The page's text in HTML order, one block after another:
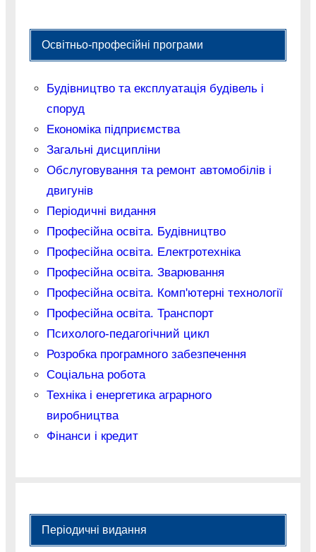
Освітньо-професійні програми
Будівництво та експлуатація будівель і
споруд
Економіка підприємства
Загальні дисципліни
Обслуговування та ремонт автомобілів і
двигунів
Періодичні видання
Професійна освіта. Будівництво
Професійна освіта. Електротехніка
Професійна освіта. Зварювання
Професійна освіта. Комп'ютерні технології
Професійна освіта. Транспорт
Психолого-педагогічний цикл
Розробка програмного забезпечення
Соціальна робота
Техніка і енергетика аграрного
виробництва
Фінанси і кредит
Періодичні видання